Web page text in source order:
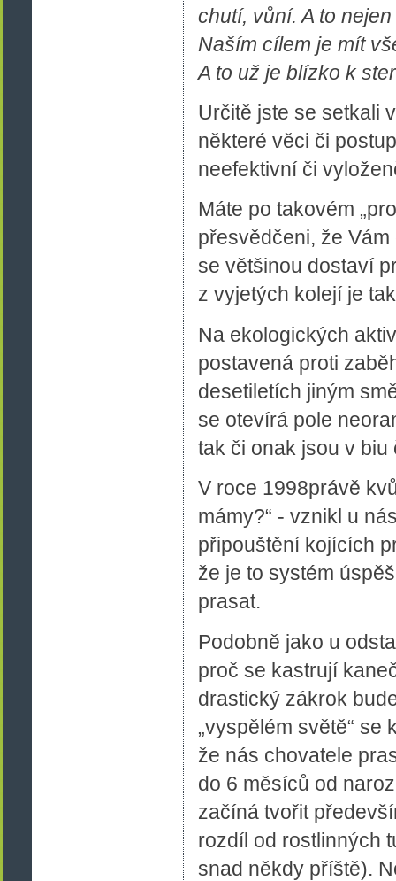
chutí, vůní. A to
Naším cílem je mít
A to už je blízko k
Určitě jste se setkali
některé věci či
neefektivní či
Máte po takovém
přesvědčeni, že
se většinou dostaví
z vyjetých kolejí je
Na ekologických
postavená proti
desetiletích jiným
se otevírá pole
tak či onak jsou v
V roce 1998právě
mámy?“ - vznikl u
připouštění kojících
že je to systém
prasat.
Podobně jako u
proč se kastrují
drastický zákrok
„vyspělém světě“ se
že nás chovatele
do 6 měsíců od
začíná tvořit
rozdíl od rostlinných
snad někdy příště).